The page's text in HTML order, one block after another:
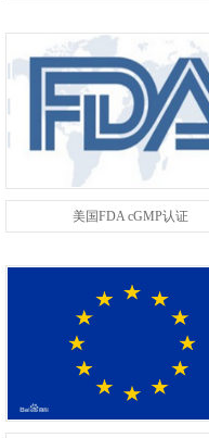
美国FDA cGMP认证